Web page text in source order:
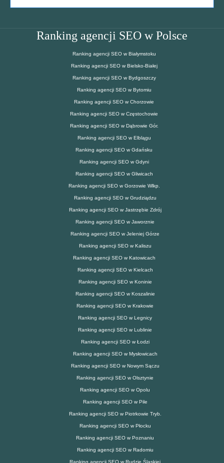
Ranking agencji SEO w Polsce
Ranking agencji SEO w Białymstoku
Ranking agencji SEO w Bielsko-Białej
Ranking agencji SEO w Bydgoszczy
Ranking agencji SEO w Bytomiu
Ranking agencji SEO w Chorzowie
Ranking agencji SEO w Częstochowie
Ranking agencji SEO w Dąbrowie Gór.
Ranking agencji SEO w Elblągu
Ranking agencji SEO w Gdańsku
Ranking agencji SEO w Gdyni
Ranking agencji SEO w Gliwicach
Ranking agencji SEO w Gorzowie Wlkp.
Ranking agencji SEO w Grudziądzu
Ranking agencji SEO w Jastrzębie Zdrój
Ranking agencji SEO w Jaworznie
Ranking agencji SEO w Jeleniej Górze
Ranking agencji SEO w Kaliszu
Ranking agencji SEO w Katowicach
Ranking agencji SEO w Kielcach
Ranking agencji SEO w Koninie
Ranking agencji SEO w Koszalinie
Ranking agencji SEO w Krakowie
Ranking agencji SEO w Legnicy
Ranking agencji SEO w Lublinie
Ranking agencji SEO w Łodzi
Ranking agencji SEO w Mysłowicach
Ranking agencji SEO w Nowym Sączu
Ranking agencji SEO w Olsztynie
Ranking agencji SEO w Opolu
Ranking agencji SEO w Pile
Ranking agencji SEO w Piotrkowie Tryb.
Ranking agencji SEO w Płocku
Ranking agencji SEO w Poznaniu
Ranking agencji SEO w Radomiu
Ranking agencji SEO w Rudzie Śląskiej